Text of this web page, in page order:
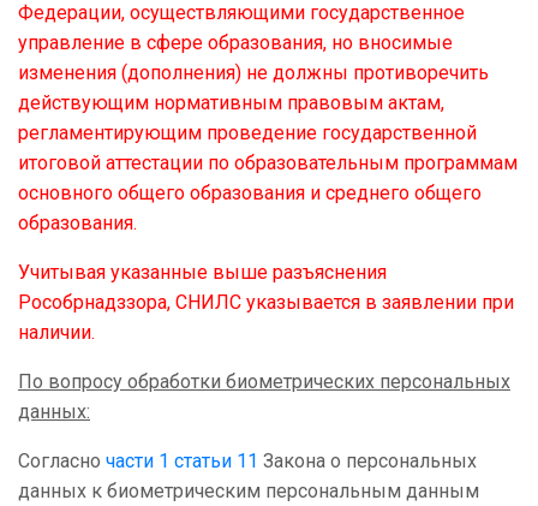
Федерации, осуществляющими государственное
управление в сфере образования, но вносимые
изменения (дополнения) не должны противоречить
действующим нормативным правовым актам,
регламентирующим проведение государственной
итоговой аттестации по образовательным программам
основного общего образования и среднего общего
образования.
Учитывая указанные выше разъяснения
Рособрнадззора, СНИЛС указывается в заявлении при
наличии.
По вопросу обработки биометрических персональных
данных:
Согласно части 1 статьи 11 Закона о персональных
данных к биометрическим персональным данным